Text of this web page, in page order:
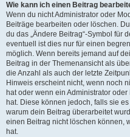
Wie kann ich einen Beitrag
Wenn du nicht Administrator oder
Beiträge bearbeiten oder löschen.
du das „Ändere Beitrag“-Symbol für
eventuell ist dies nur für einen
möglich. Wenn bereits jemand auf
Beitrag in der Themenansicht als
die Anzahl als auch der letzte
Hinweis erscheint nicht, wenn noch
hat oder wenn ein Administrator
hat. Diese können jedoch, falls sie
warum dein Beitrag überarbeitet
einen Beitrag nicht löschen können,
hat.